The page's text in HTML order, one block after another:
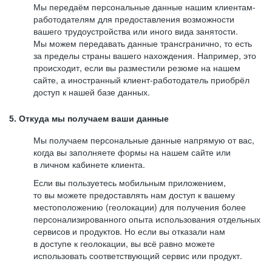
Мы передаём персональные данные нашим клиентам-
работодателям для предоставления возможности
вашего трудоустройства или иного вида занятости.
Мы можем передавать данные трансгранично, то есть
за пределы страны вашего нахождения. Например, это
происходит, если вы разместили резюме на нашем
сайте, а иностранный клиент-работодатель приобрёл
доступ к нашей базе данных.
5. Откуда мы получаем ваши данные
Мы получаем персональные данные напрямую от вас,
когда вы заполняете формы на нашем сайте или
в личном кабинете клиента.
Если вы пользуетесь мобильным приложением,
то вы можете предоставлять нам доступ к вашему
местоположению (геолокации) для получения более
персонализированного опыта использования отдельных
сервисов и продуктов. Но если вы отказали нам
в доступе к геолокации, вы всё равно можете
использовать соответствующий сервис или продукт.